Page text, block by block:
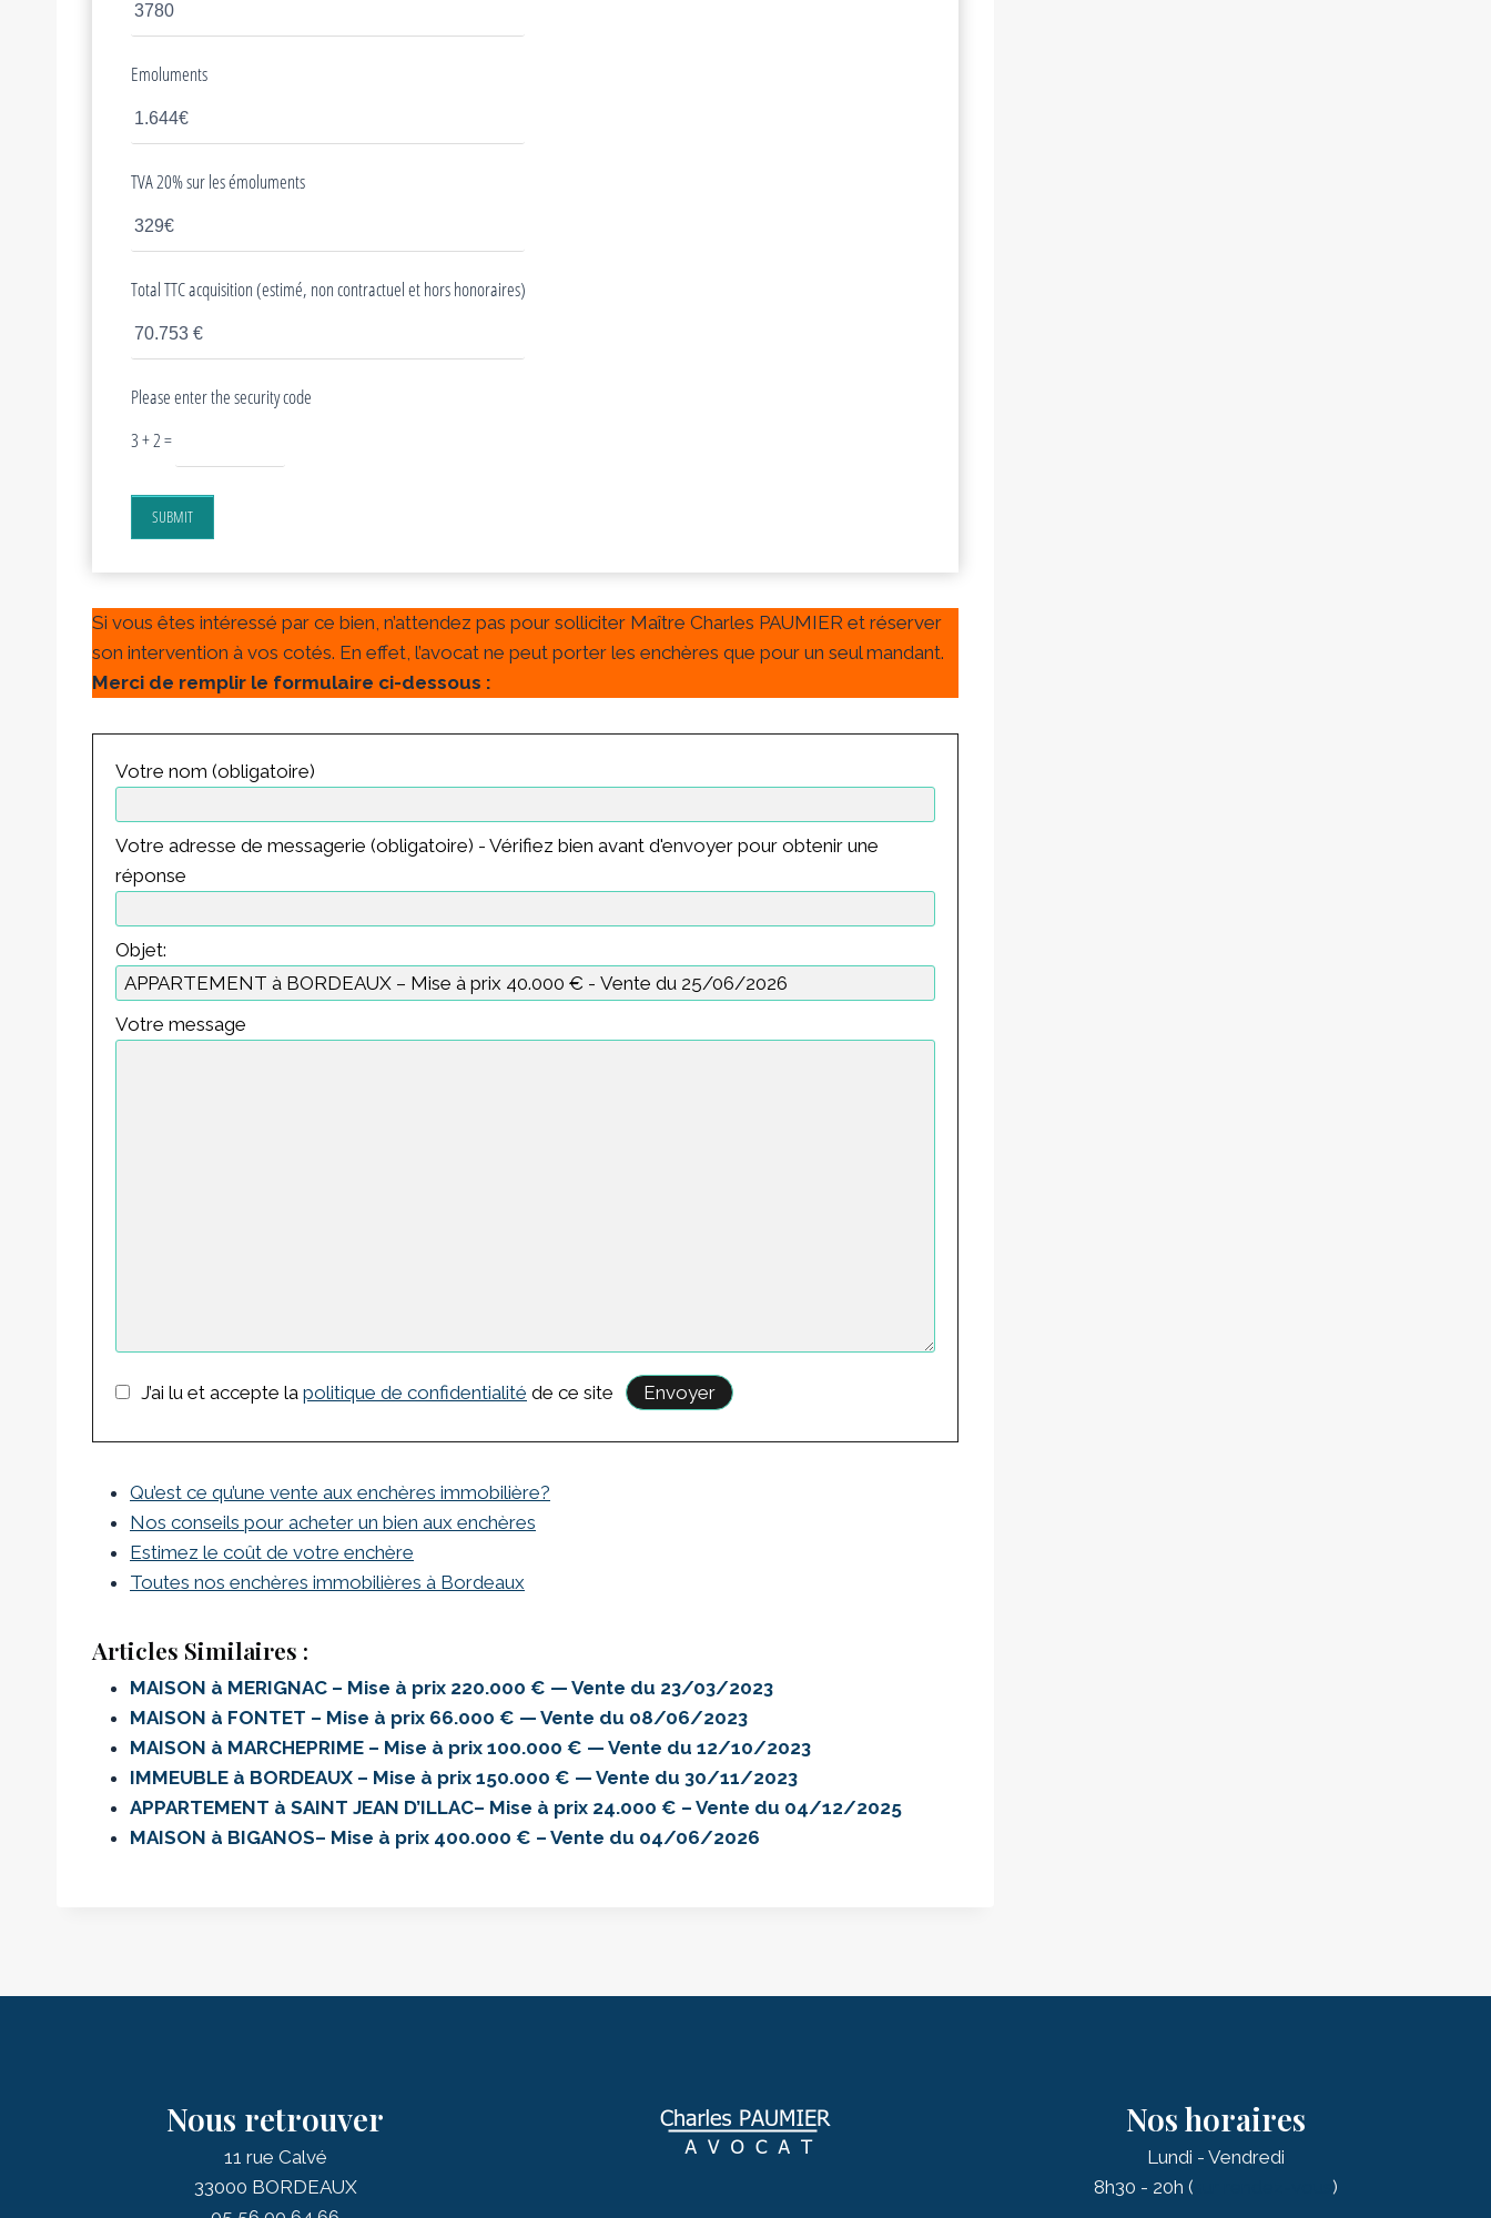
Emoluments
TVA 20% sur les émoluments
Total TTC acquisition (estimé, non contractuel et hors honoraires)
Please enter the security code
3 + 2 =
SUBMIT
Si vous êtes intéressé par ce bien, n’attendez pas pour solliciter Maître Charles PAUMIER et réserver
son intervention à vos cotés. En effet, l’avocat ne peut porter les enchères que pour un seul mandant.
Merci de remplir le formulaire ci-dessous :
Votre nom (obligatoire)
Votre adresse de messagerie (obligatoire) - Vérifiez bien avant d'envoyer pour obtenir une
réponse
Objet:
Votre message
J’ai lu et accepte la politique de confidentialité de ce site
Qu’est ce qu’une vente aux enchères immobilière?
Nos conseils pour acheter un bien aux enchères
Estimez le coût de votre enchère
Toutes nos enchères immobilières à Bordeaux
Articles Similaires :
MAISON à MERIGNAC – Mise à prix 220.000 € — Vente du 23/03/2023
MAISON à FONTET – Mise à prix 66.000 € — Vente du 08/06/2023
MAISON à MARCHEPRIME – Mise à prix 100.000 € — Vente du 12/10/2023
IMMEUBLE à BORDEAUX – Mise à prix 150.000 € — Vente du 30/11/2023
APPARTEMENT à SAINT JEAN D’ILLAC– Mise à prix 24.000 € – Vente du 04/12/2025
MAISON à BIGANOS– Mise à prix 400.000 € – Vente du 04/06/2026
Nous retrouver
11 rue Calvé
33000 BORDEAUX
Nos horaires
Lundi - Vendredi
8h30 - 20h (
)